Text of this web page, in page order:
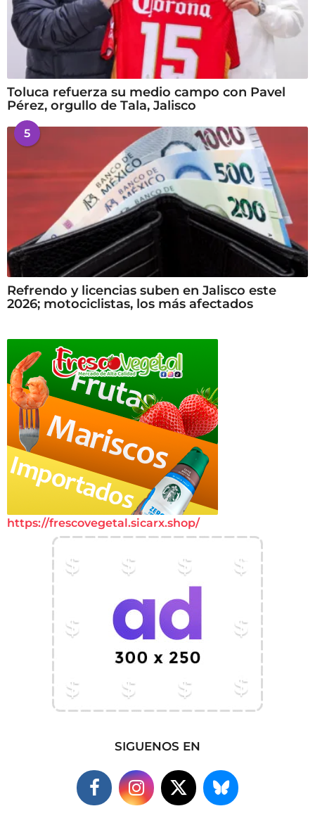
Toluca refuerza su medio campo con Pavel
Pérez, orgullo de Tala, Jalisco
5
Refrendo y licencias suben en Jalisco este
2026; motociclistas, los más afectados
https://frescovegetal.sicarx.shop/
SIGUENOS EN